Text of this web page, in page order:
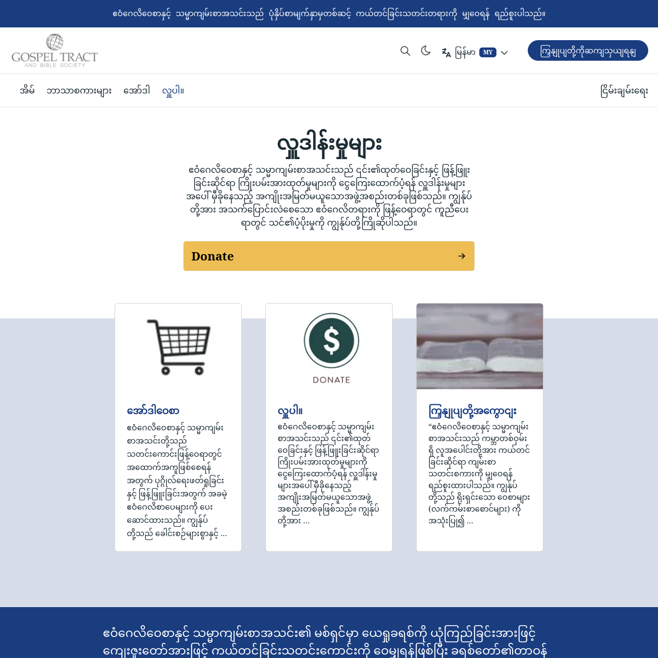
ဧဝံဂေလိဝေစာနှင့် သမ္မာကျမ်းစာအသင်းသည် ပုံနှိပ်စာမျက်နှာမှတစ်ဆင့် ကယ်တင်ခြင်းသတင်းတရားကို မျှဝေရန် ရည်စူးပါသည်။
မြန်မာ MY ကြှနျုပျတို့ကိုဆကျသှယျရနျ
အိမ် ဘာသာစကားများ အော်ဒါ လှူပါ။ ငြိမ်းချမ်းရေး
လှူဒါန်းမှုများ
ဧဝံဂေလိဝေစာနှင့် သမ္မာကျမ်းစာအသင်းသည် ၎င်း၏ထုတ်ဝေခြင်းနှင့် ဖြန့်ဖြူး
ခြင်းဆိုင်ရာ ကြိုးပမ်းအားထုတ်မှုများကို ငွေကြေးထောက်ပံ့ရန် လှူဒါန်းမှုများ
အပေါ် မှီခိုနေသည့် အကျိုးအမြတ်မယူသောအဖွဲ့အစည်းတစ်ခုဖြစ်သည်။ ကျွန်ုပ်
တို့အား အသက်ပြောင်းလဲစေသော ဧဝံဂေလိတရားကို ဖြန့်ဝေရာတွင် ကူညီပေး
ရာတွင် သင်၏ပံ့ပိုးမှုကို ကျွန်ုပ်တို့ကြိုဆိုပါသည်။
Donate
အော်ဒါဝေစာ
ဧဝံဂေလိဝေစာနှင့် သမ္မာကျမ်း
စာအသင်းတို့သည်
သတင်းကောင်းဖြန့်ဝေရာတွင်
အထောက်အကူဖြစ်စေရန်
အတွက် ပုဂ္ဂိုလ်ရေးဖတ်ရှုခြင်း
နှင့် ဖြန့်ဖြူးခြင်းအတွက် အခမဲ့
ဧဝံဂေလိစာပေများကို ပေး
ဆောင်ထားသည်။ ကျွန်ုပ်
တို့သည် ခေါင်းစဉ်များစွာနှင့် …
လှူပါ။
ဧဝံဂေလိဝေစာနှင့် သမ္မာကျမ်း
စာအသင်းသည် ၎င်း၏ထုတ်
ဝေခြင်းနှင့် ဖြန့်ဖြူးခြင်းဆိုင်ရာ
ကြိုးပမ်းအားထုတ်မှုများကို
ငွေကြေးထောက်ပံ့ရန် လှူဒါန်းမှု
များအပေါ် မှီခိုနေသည့်
အကျိုးအမြတ်မယူသောအဖွဲ့
အစည်းတစ်ခုဖြစ်သည်။ ကျွန်ုပ်
တို့အား …
ကြှနျုပျတို့အကွောငျး
“ဧဝံဂေလိဝေစာနှင့် သမ္မာကျမ်း
စာအသင်းသည် ကမ္ဘာတစ်ဝှမ်း
ရှိ လူအပေါင်းတို့အား ကယ်တင်
ခြင်းဆိုင်ရာ ကျမ်းစာ
သတင်းစကားကို မျှဝေရန်
ရည်စူးထားပါသည်။ ကျွန်ုပ်
တို့သည် ရိုးရှင်းသော ဝေစာများ
(လက်ကမ်းစာစောင်များ) ကို
အသုံးပြု၍ …
ဧဝံဂေလိဝေစာနှင့် သမ္မာကျမ်းစာအသင်း၏ မစ်ရှင်မှာ ယေရှုခရစ်ကို ယုံကြည်ခြင်းအားဖြင့်
ကျေးဇူးတော်အားဖြင့် ကယ်တင်ခြင်းသတင်းကောင်းကို ဝေမျှရန်ဖြစ်ပြီး ခရစ်တော်၏တာဝန်